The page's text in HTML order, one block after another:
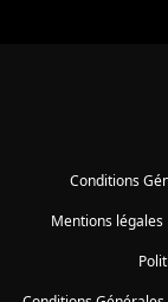
Conditions
Mentions légales